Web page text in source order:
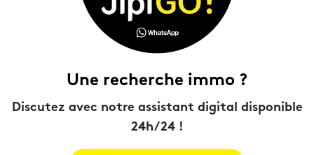
Une recherche immo ?
Discutez avec notre assistant digital disponible
24h/24 !